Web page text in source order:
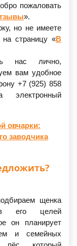
пожаловать
».
но не имеете
на страницу «В
нас лично,
вам удобное
+7 (925) 858
щенка
его целей
он планирует
и семейных